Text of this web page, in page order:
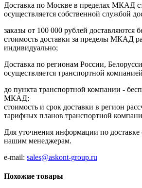
Доставка по Москве в пределах МКАД
осуществляется собственной службой
заказы от 100 000 рублей доставляются
cтоимость доставки за пределы МКАД
индивидуально;
Доставка по регионам России,
осуществляется транспортной
до пункта транспортной компании -
МКАД;
стоимость и срок доставки в регион
тарифных планов транспортной
Для уточнения информации по доставке
нашим менеджерам.
e-mail: sales@askont-group.ru
Похожие товары